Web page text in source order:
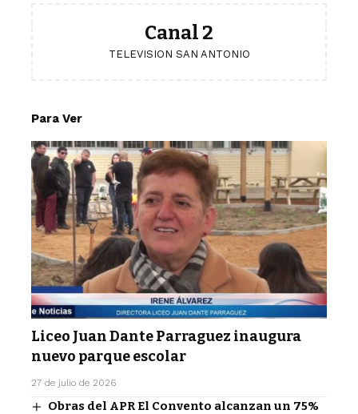
Canal 2
TELEVISION SAN ANTONIO
Para Ver
Liceo Juan Dante Parraguez inaugura
nuevo parque escolar
27 de julio de 2026
Obras del APR El Convento alcanzan un 75%